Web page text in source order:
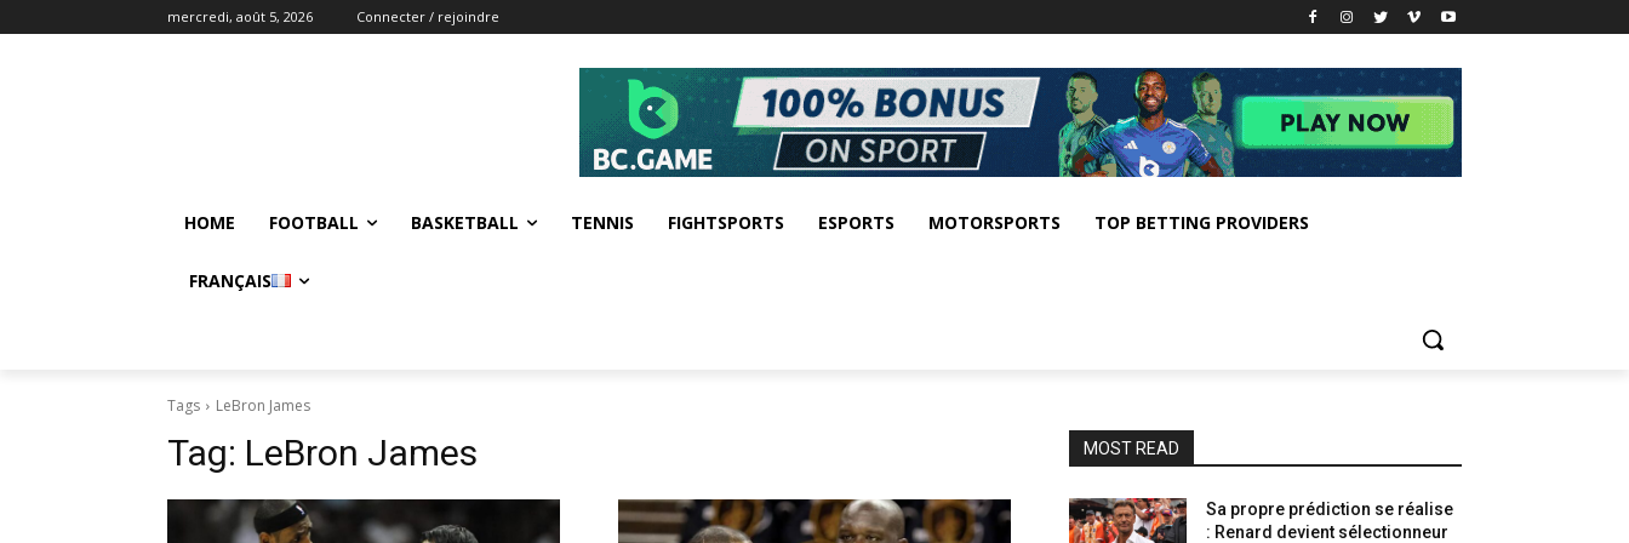
mercredi, août 5, 2026 Connecter / rejoindre
HOME FOOTBALL BASKETBALL TENNIS FIGHTSPORTS ESPORTS MOTORSPORTS TOP BETTING PROVIDERS
FRANÇAIS
Tags LeBron James
Tag: LeBron James MOST READ
Sa propre prédiction se réalise
: Renard devient sélectionneur